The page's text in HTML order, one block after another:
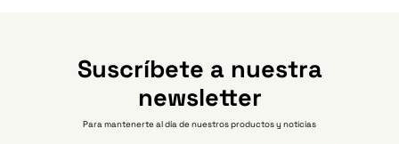
Suscríbete a nuestra
newsletter
Para mantenerte al día de nuestros productos y noticias